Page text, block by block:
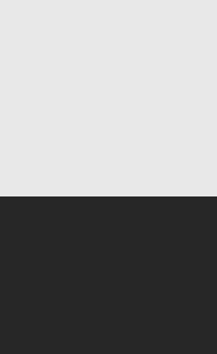
פילאטיס עם טוויסט